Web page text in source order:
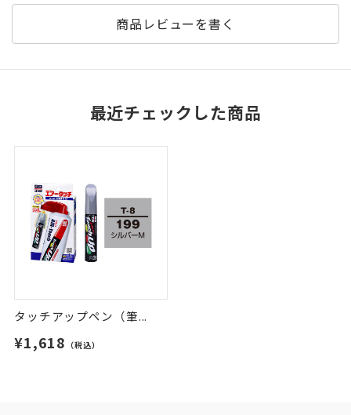
商品レビューを書く
最近チェックした商品
タッチアップペン（筆...
¥1,618 （税込）